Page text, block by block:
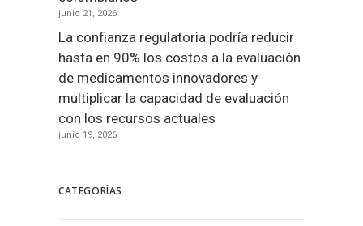
junio 21, 2026
La confianza regulatoria podría reducir
hasta en 90% los costos a la evaluación
de medicamentos innovadores y
multiplicar la capacidad de evaluación
con los recursos actuales
junio 19, 2026
CATEGORÍAS